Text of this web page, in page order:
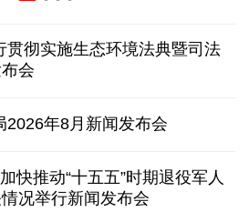
军事化"扰乱地区及全球安全
等 日本自卫队多人遭受处分
府军集结地 造成数百人伤亡
贯彻实施生态环境法典暨司法
会
2026年8月新闻发布会
快推动“十五五”时期退役军人
况举行新闻发布会